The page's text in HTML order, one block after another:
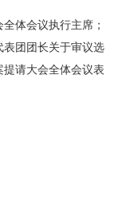
体会议执行主席；
团团长关于审议选
请大会全体会议表